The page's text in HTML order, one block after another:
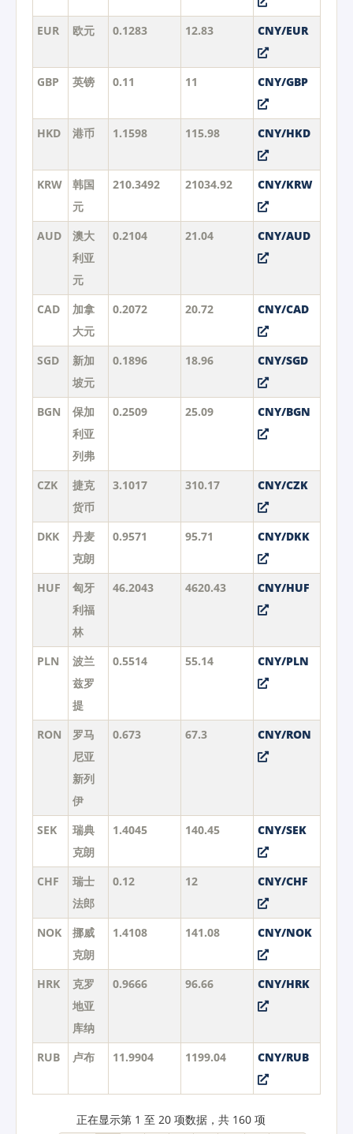
EUR 欧元 0.1283 12.83 CNY/EUR
GBP 英镑 0.11 11 CNY/GBP
HKD 港币 1.1598 115.98 CNY/HKD
KRW
韩国
元
210.3492 21034.92 CNY/KRW
AUD
澳大
利亚
元
0.2104 21.04 CNY/AUD
CAD
加拿
大元
0.2072 20.72 CNY/CAD
SGD
新加
坡元
0.1896 18.96 CNY/SGD
BGN
保加
利亚
列弗
0.2509 25.09 CNY/BGN
CZK
捷克
货币
3.1017 310.17 CNY/CZK
DKK
丹麦
克朗
0.9571 95.71 CNY/DKK
HUF
匈牙
利福
林
46.2043 4620.43 CNY/HUF
PLN
波兰
兹罗
提
0.5514 55.14 CNY/PLN
RON
罗马
尼亚
新列
伊
0.673 67.3 CNY/RON
SEK
瑞典
克朗
1.4045 140.45 CNY/SEK
CHF
瑞士
法郎
0.12 12 CNY/CHF
NOK
挪威
克朗
1.4108 141.08 CNY/NOK
HRK
克罗
地亚
库纳
0.9666 96.66 CNY/HRK
RUB 卢布 11.9904 1199.04 CNY/RUB
正在显示第 1 至 20 项数据，共 160 项